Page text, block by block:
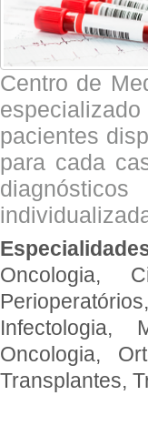
Centro de
pacientes
para cada
Oncologia,
Infectologia,
Oncologia,
Transplantes,